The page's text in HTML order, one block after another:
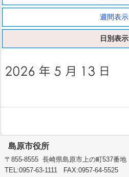
週間表示
日別表示
島原市役所
〒855-8555 長崎県島原市上の町537番地
TEL:0957-63-1111 FAX:0957-64-5525